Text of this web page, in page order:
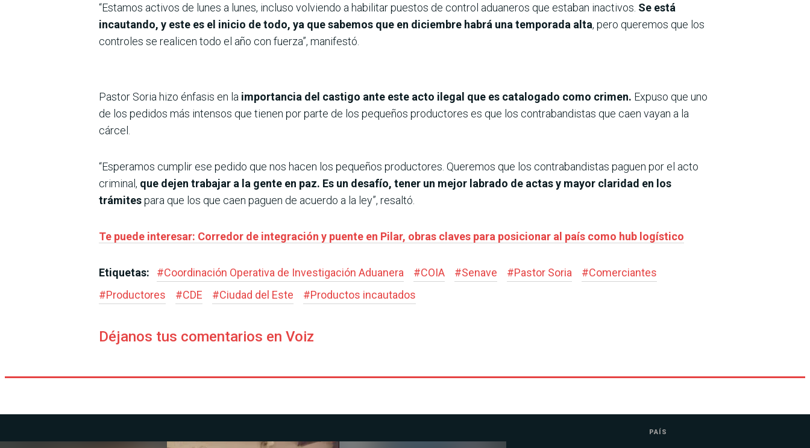
“Estamos activos de lunes a lunes, incluso volviendo a habilitar puestos de control aduaneros que estaban inactivos. Se está
incautando, y este es el inicio de todo, ya que sabemos que en diciembre habrá una temporada alta, pero queremos que los
controles se realicen todo el año con fuerza”, manifestó.
Pastor Soria hizo énfasis en la importancia del castigo ante este acto ilegal que es catalogado como crimen. Expuso que uno
de los pedidos más intensos que tienen por parte de los pequeños productores es que los contrabandistas que caen vayan a la
cárcel.
“Esperamos cumplir ese pedido que nos hacen los pequeños productores. Queremos que los contrabandistas paguen por el acto
criminal, que dejen trabajar a la gente en paz. Es un desafío, tener un mejor labrado de actas y mayor claridad en los
trámitespara que los que caen paguen de acuerdo a la ley”, resaltó.
Te puede interesar: Corredor de integración y puente en Pilar, obras claves para posicionar al país como hub logístico
Etiquetas: #Coordinación Operativa de Investigación Aduanera #COIA #Senave #Pastor Soria #Comerciantes
#Productores #CDE #Ciudad del Este #Productos incautados
Déjanos tus comentarios en Voiz
PAÍS